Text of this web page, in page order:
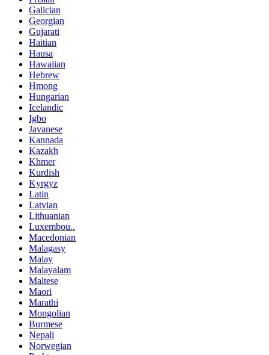
Galician
Georgian
Gujarati
Haitian
Hausa
Hawaiian
Hebrew
Hmong
Hungarian
Icelandic
Igbo
Javanese
Kannada
Kazakh
Khmer
Kurdish
Kyrgyz
Latin
Latvian
Lithuanian
Luxembou..
Macedonian
Malagasy
Malay
Malayalam
Maltese
Maori
Marathi
Mongolian
Burmese
Nepali
Norwegian